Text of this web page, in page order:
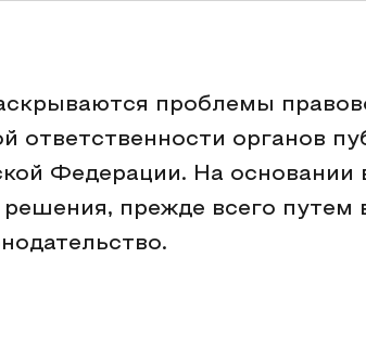
проблемы
ответственности органов
Федерации. На основании
прежде всего путем